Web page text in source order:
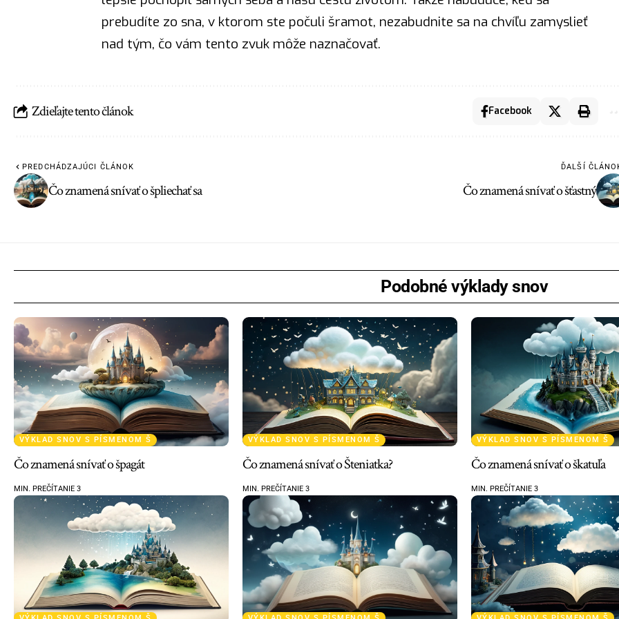
prebudíte zo sna, v ktorom ste počuli šramot, nezabudnite sa na chvíľu zamyslieť
nad tým, čo vám tento zvuk môže naznačovať.
Zdieľajte tento článok Facebook
PREDCHÁDZAJÚCI ČLÁNOK
Čo znamená snívať o špliechať sa
ĎALŠÍ
Čo znamená snívať o šťastný
Podobné výklady snov
VÝKLAD SNOV S PÍSMENOM Š
Čo znamená snívať o špagát
MIN. PREČÍTANIE 3
VÝKLAD SNOV S PÍSMENOM Š
Čo znamená snívať o Šteniatka?
MIN. PREČÍTANIE 3
VÝKLAD SNOV S PÍSMENOM Š
Čo znamená snívať o škatuľa
MIN. PREČÍTANIE 3